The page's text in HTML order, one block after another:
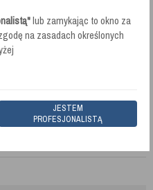
minimalnym nakładzie pracy.
aby cieszyć się idealną
lub zamykając to okno za
na zasadach określonych
JESTEM
PROFESJONALISTĄ